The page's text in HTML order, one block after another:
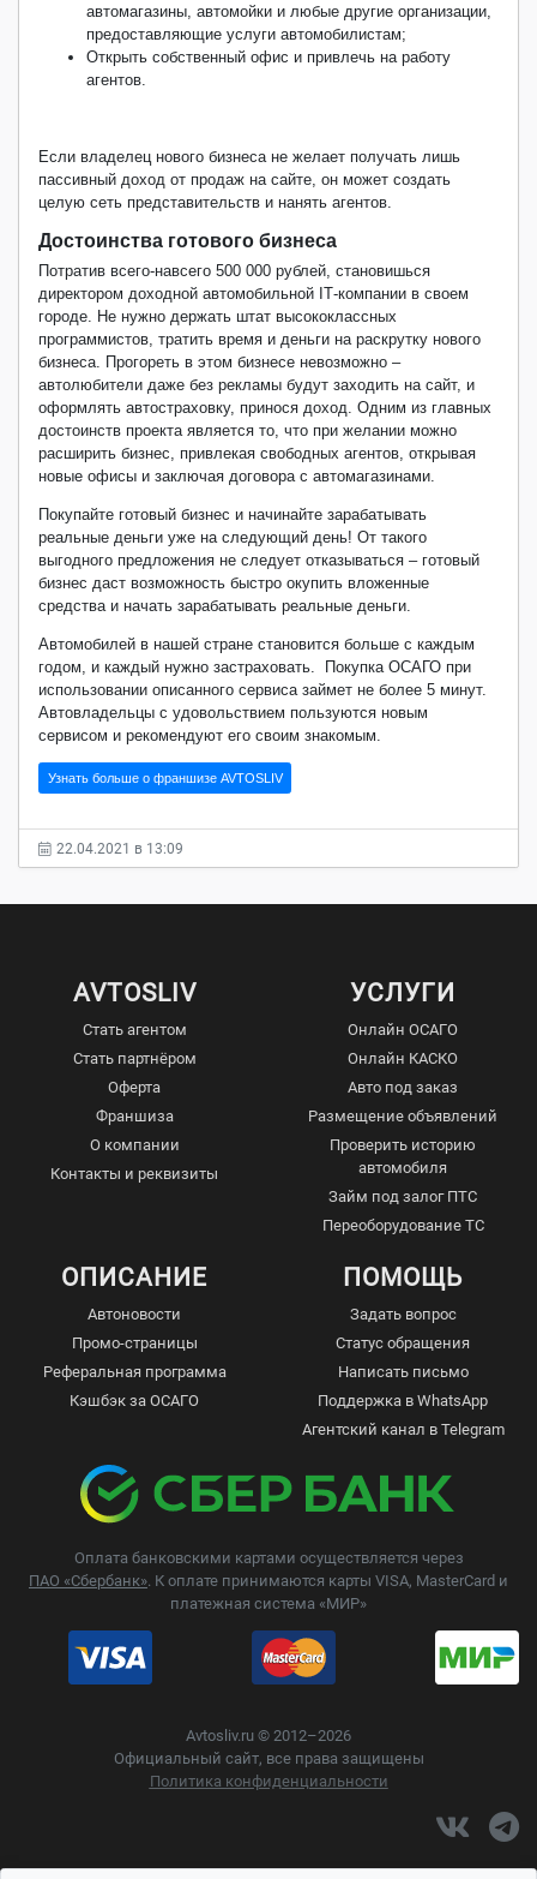
автомагазины, автомойки и любые другие организации,
предоставляющие услуги автомобилистам;
Открыть собственный офис и привлечь на работу
агентов.
Если владелец нового бизнеса не желает получать лишь
пассивный доход от продаж на сайте, он может создать
целую сеть представительств и нанять агентов.
Достоинства готового бизнеса
Потратив всего-навсего 500 000 рублей, становишься
директором доходной автомобильной IT-компании в своем
городе. Не нужно держать штат высококлассных
программистов, тратить время и деньги на раскрутку нового
бизнеса. Прогореть в этом бизнесе невозможно –
автолюбители даже без рекламы будут заходить на сайт, и
оформлять автостраховку, принося доход. Одним из главных
достоинств проекта является то, что при желании можно
расширить бизнес, привлекая свободных агентов, открывая
новые офисы и заключая договора с автомагазинами.
Покупайте готовый бизнес и начинайте зарабатывать
реальные деньги уже на следующий день! От такого
выгодного предложения не следует отказываться – готовый
бизнес даст возможность быстро окупить вложенные
средства и начать зарабатывать реальные деньги.
Автомобилей в нашей стране становится больше с каждым
годом, и каждый нужно застраховать. Покупка ОСАГО при
использовании описанного сервиса займет не более 5 минут.
Автовладельцы с удовольствием пользуются новым
сервисом и рекомендуют его своим знакомым.
Узнать больше о франшизе AVTOSLIV
22.04.2021 в 13:09
AVTOSLIV
Стать агентом
Стать партнёром
Оферта
Франшиза
О компании
Контакты и реквизиты
УСЛУГИ
Онлайн ОСАГО
Онлайн КАСКО
Авто под заказ
Размещение объявлений
Проверить историю
автомобиля
Займ под залог ПТС
Переоборудование ТС
ОПИСАНИЕ
Автоновости
Промо-страницы
Реферальная программа
Кэшбэк за ОСАГО
ПОМОЩЬ
Задать вопрос
Статус обращения
Написать письмо
Поддержка в WhatsApp
Агентский канал в Telegram
Оплата банковскими картами осуществляется через
ПАО «Сбербанк». К оплате принимаются карты VISA, MasterCard и
платежная система «МИР»
Avtosliv.ru © 2012–2026
Официальный сайт, все права защищены
Политика конфиденциальности